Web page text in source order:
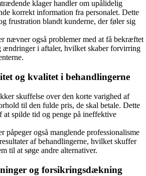
klager handler om upålidelig
korrekt information fra personalet. Dette
frustration blandt kunderne, der føler sig
nævner også problemer med at få bekræftet
i aftaler, hvilket skaber forvirring
og kvalitet i behandlingerne
skuffelse over den korte varighed af
til den fulde pris, de skal betale. Dette
at spilde tid og penge på ineffektive
påpeger også manglende professionalisme
af behandlingerne, hvilket skuffer
til at søge andre alternativer.
og forsikringsdækning